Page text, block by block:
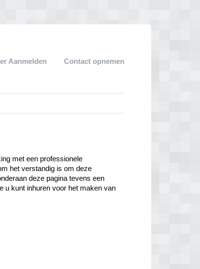
Aanmelden Contact opnemen
met een professionele
het verstandig is om deze
deze pagina tevens een
u kunt inhuren voor het maken van